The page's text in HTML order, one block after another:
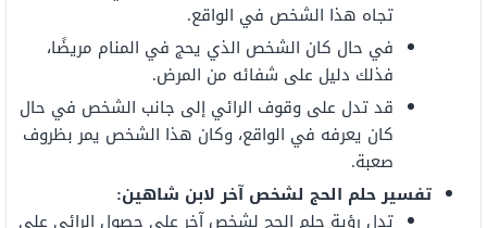
تجاه هذا الشخص في الواقع.
في حال كان الشخص الذي يحج في المنام مريضًا،
فذلك دليل على شفائه من المرض.
قد تدل على وقوف الرائي إلى جانب الشخص في حال
كان يعرفه في الواقع، وكان هذا الشخص يمر بظروف
صعبة.
تفسير حلم الحج لشخص آخر لابن شاهين:
تدل رؤية حلم الحج لشخص آخر على حصول الرائي على